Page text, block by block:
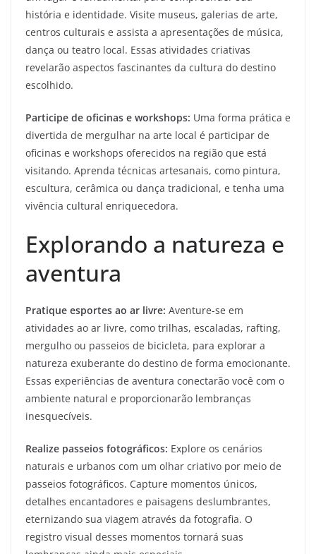
história e identidade. Visite museus, galerias de arte,
centros culturais e assista a apresentações de música,
dança ou teatro local. Essas atividades criativas
revelarão aspectos fascinantes da cultura do destino
escolhido.
Participe de oficinas e workshops: Uma forma prática e
divertida de mergulhar na arte local é participar de
oficinas e workshops oferecidos na região que está
visitando. Aprenda técnicas artesanais, como pintura,
escultura, cerâmica ou dança tradicional, e tenha uma
vivência cultural enriquecedora.
Explorando a natureza e
aventura
Pratique esportes ao ar livre: Aventure-se em
atividades ao ar livre, como trilhas, escaladas, rafting,
mergulho ou passeios de bicicleta, para explorar a
natureza exuberante do destino de forma emocionante.
Essas experiências de aventura conectarão você com o
ambiente natural e proporcionarão lembranças
inesquecíveis.
Realize passeios fotográficos: Explore os cenários
naturais e urbanos com um olhar criativo por meio de
passeios fotográficos. Capture momentos únicos,
detalhes encantadores e paisagens deslumbrantes,
eternizando sua viagem através da fotografia. O
registro visual desses momentos tornará suas